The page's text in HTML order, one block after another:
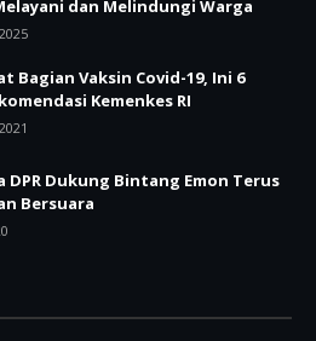
dan Melindungi Warga
Bagian Vaksin Covid-19, Ini 6
Kemenkes RI
DPR Dukung Bintang Emon Terus
Bersuara